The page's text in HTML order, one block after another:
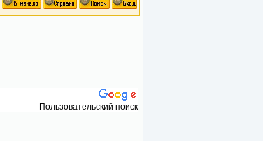
Пользовательский поиск